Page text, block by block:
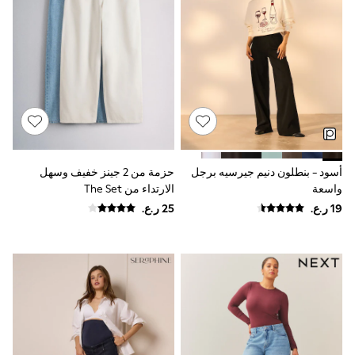
River Island
Eid Holiday Collection
SCHOOLWEAR
All Boys Schoolwear
Shoes
Trousers
Shorts
Shirts
Polo Shirts
Sweatshirts & Jumpers
Coats & Jackets
Underwear
Multipacks
All Boys Sport & Swimwear
Tops
Shorts
Joggers
adidas
Nike
All Girls Schoolwear
أسود - بنطلون دنيم جيرسيه برجل
واسعة
حزمة من 2 جينز خفيف وسهل
الارتداء من The Set